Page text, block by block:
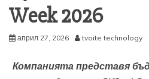
Week 2026
април 27, 2026 tvoite technology
Компанията представя